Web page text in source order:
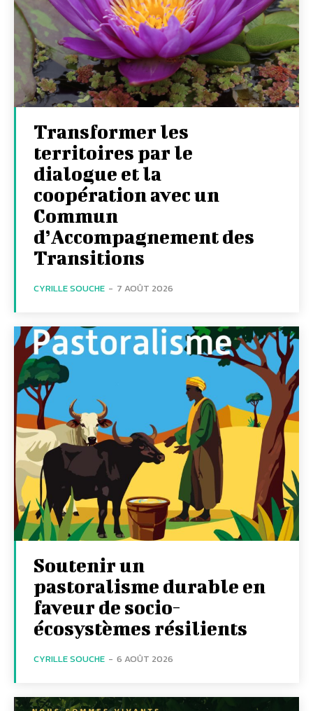
Transformer les
territoires par le
dialogue et la
coopération avec un
Commun
d’Accompagnement des
Transitions
CYRILLE SOUCHE - 7 AOÛT 2026
Soutenir un
pastoralisme durable en
faveur de socio-
écosystèmes résilients
CYRILLE SOUCHE - 6 AOÛT 2026